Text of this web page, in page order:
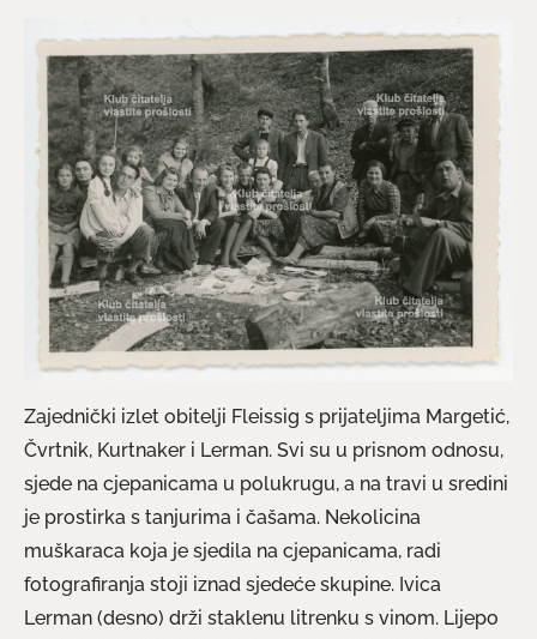
Zajednički izlet obitelji Fleissig s prijateljima Margetić,
Čvrtnik, Kurtnaker i Lerman. Svi su u prisnom odnosu,
sjede na cjepanicama u polukrugu, a na travi u sredini
je prostirka s tanjurima i čašama. Nekolicina
muškaraca koja je sjedila na cjepanicama, radi
fotografiranja stoji iznad sjedeće skupine. Ivica
Lerman (desno) drži staklenu litrenku s vinom. Lijepo